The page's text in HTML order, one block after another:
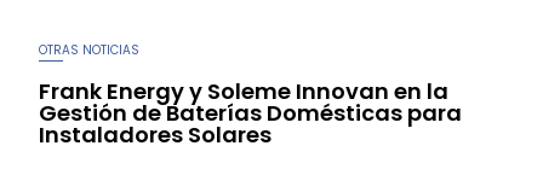
OTRAS NOTICIAS
Frank Energy y Soleme Innovan en la
Gestión de Baterías Domésticas para
Instaladores Solares